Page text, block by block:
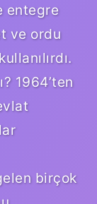
entegre
ve ordu
1964’ten
birçok